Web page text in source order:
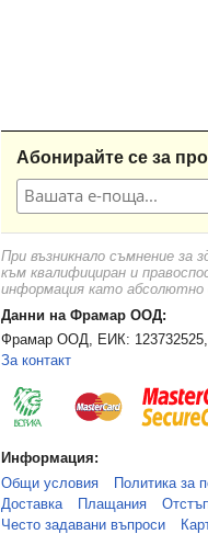
Абонирайте се за
При възникнало съмнение за
към квалифициран и
информация като абсолютно
Данни на Фрамар ООД:
Фрамар ООД, ЕИК:
За контакт
Информация:
Общи условия
Политика за
Доставка
Плащания
Често задавани въпроси